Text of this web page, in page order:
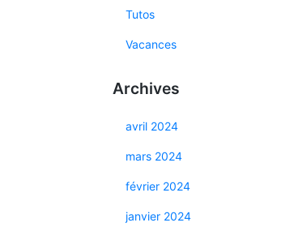
Tutos
Vacances
Archives
avril 2024
mars 2024
février 2024
janvier 2024